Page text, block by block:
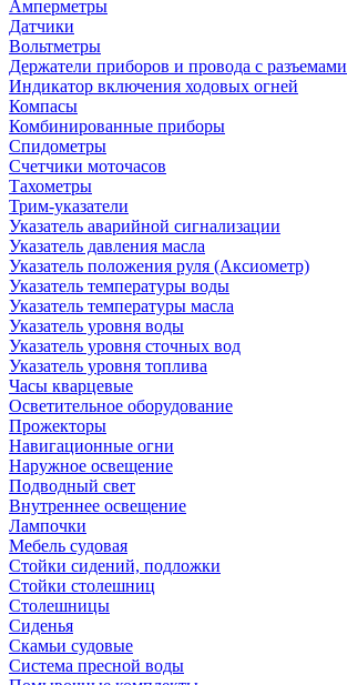
Амперметры
Датчики
Вольтметры
Держатели приборов и провода с разъемами
Индикатор включения ходовых огней
Компасы
Комбинированные приборы
Спидометры
Счетчики моточасов
Тахометры
Трим-указатели
Указатель аварийной сигнализации
Указатель давления масла
Указатель положения руля (Аксиометр)
Указатель температуры воды
Указатель температуры масла
Указатель уровня воды
Указатель уровня сточных вод
Указатель уровня топлива
Часы кварцевые
Осветительное оборудование
Прожекторы
Навигационные огни
Наружное освещение
Подводный свет
Внутреннее освещение
Лампочки
Мебель судовая
Стойки сидений, подложки
Стойки столешниц
Столешницы
Сиденья
Скамьи судовые
Система пресной воды